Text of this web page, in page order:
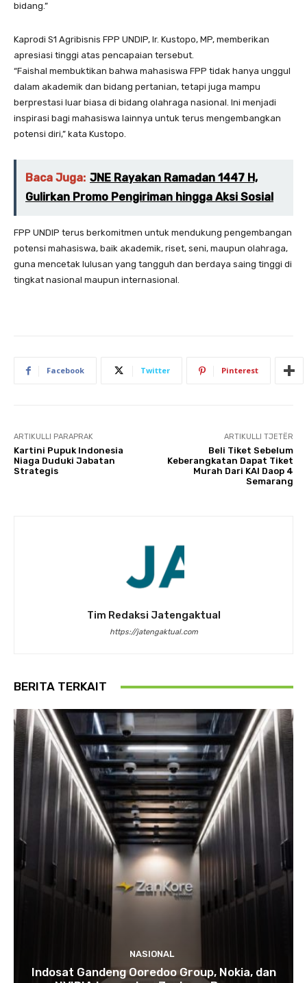
bidang.”
Kaprodi S1 Agribisnis FPP UNDIP, Ir. Kustopo, MP, memberikan
apresiasi tinggi atas pencapaian tersebut.
“Faishal membuktikan bahwa mahasiswa FPP tidak hanya unggul
dalam akademik dan bidang pertanian, tetapi juga mampu
berprestasi luar biasa di bidang olahraga nasional. Ini menjadi
inspirasi bagi mahasiswa lainnya untuk terus mengembangkan
potensi diri,” kata Kustopo.
Baca Juga: JNE Rayakan Ramadan 1447 H,
Gulirkan Promo Pengiriman hingga Aksi Sosial
FPP UNDIP terus berkomitmen untuk mendukung pengembangan
potensi mahasiswa, baik akademik, riset, seni, maupun olahraga,
guna mencetak lulusan yang tangguh dan berdaya saing tinggi di
tingkat nasional maupun internasional.
Facebook Twitter Pinterest
ARTIKULLI PARAPRAK
Kartini Pupuk Indonesia
Niaga Duduki Jabatan
Strategis
ARTIKULLI TJETËR
Beli Tiket Sebelum
Keberangkatan Dapat Tiket
Murah Dari KAI Daop 4
Semarang
Tim Redaksi Jatengaktual
https://jatengaktual.com
BERITA TERKAIT
NASIONAL
Indosat Gandeng Ooredoo Group, Nokia, dan